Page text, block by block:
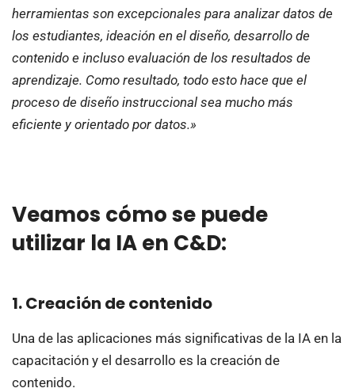
herramientas son excepcionales para analizar datos de
los estudiantes, ideación en el diseño, desarrollo de
contenido e incluso evaluación de los resultados de
aprendizaje. Como resultado, todo esto hace que el
proceso de diseño instruccional sea mucho más
eficiente y orientado por datos.»
Veamos cómo se puede
utilizar la IA en C&D:
1. Creación de contenido
Una de las aplicaciones más significativas de la IA en la
capacitación y el desarrollo es la creación de
contenido.